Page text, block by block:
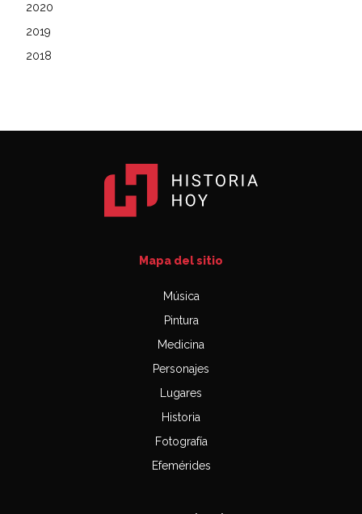
2020
2019
2018
Mapa del sitio
Música
Pintura
Medicina
Personajes
Lugares
Historia
Fotografía
Efemérides